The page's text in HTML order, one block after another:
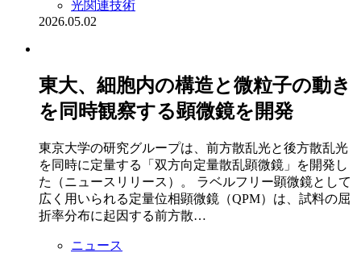
光関連技術
2026.05.02
東大、細胞内の構造と微粒子の動き
を同時観察する顕微鏡を開発
東京大学の研究グループは、前方散乱光と後方散乱光
を同時に定量する「双方向定量散乱顕微鏡」を開発し
た（ニュースリリース）。 ラベルフリー顕微鏡として
広く用いられる定量位相顕微鏡（QPM）は、試料の屈
折率分布に起因する前方散…
ニュース